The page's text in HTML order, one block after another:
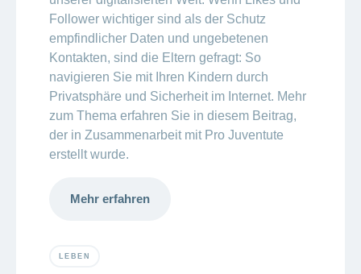
Follower wichtiger sind als der Schutz
empfindlicher Daten und ungebetenen
Kontakten, sind die Eltern gefragt: So
navigieren Sie mit Ihren Kindern durch
Privatsphäre und Sicherheit im Internet. Mehr
zum Thema erfahren Sie in diesem Beitrag,
der in Zusammenarbeit mit Pro Juventute
erstellt wurde.
Mehr erfahren
LEBEN